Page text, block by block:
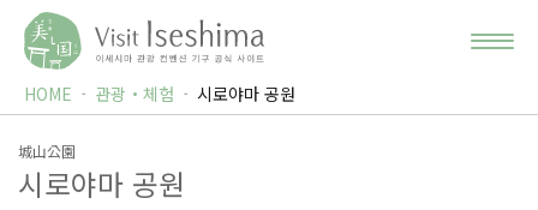
HOME 관광・체험 시로야마 공원
城山公園
시로야마 공원